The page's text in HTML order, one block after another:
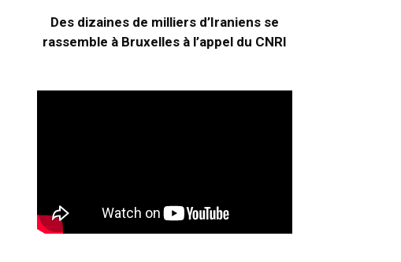
Des dizaines de milliers d’Iraniens se
rassemble à Bruxelles à l’appel du CNRI